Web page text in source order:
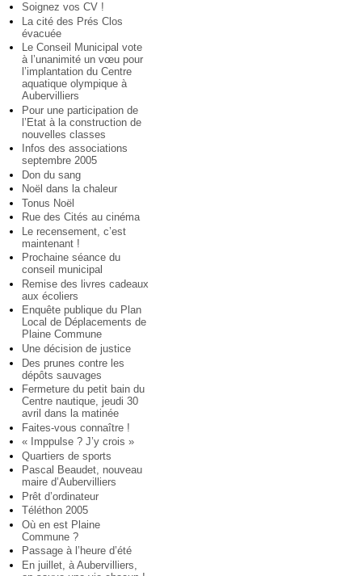
Soignez vos CV !
La cité des Prés Clos
évacuée
Le Conseil Municipal vote
à l’unanimité un vœu pour
l’implantation du Centre
aquatique olympique à
Aubervilliers
Pour une participation de
l’Etat à la construction de
nouvelles classes
Infos des associations
septembre 2005
Don du sang
Noël dans la chaleur
Tonus Noël
Rue des Cités au cinéma
Le recensement, c’est
maintenant !
Prochaine séance du
conseil municipal
Remise des livres cadeaux
aux écoliers
Enquête publique du Plan
Local de Déplacements de
Plaine Commune
Une décision de justice
Des prunes contre les
dépôts sauvages
Fermeture du petit bain du
Centre nautique, jeudi 30
avril dans la matinée
Faites-vous connaître !
« Imppulse ? J’y crois »
Quartiers de sports
Pascal Beaudet, nouveau
maire d’Aubervilliers
Prêt d’ordinateur
Téléthon 2005
Où en est Plaine
Commune ?
Passage à l’heure d’été
En juillet, à Aubervilliers,